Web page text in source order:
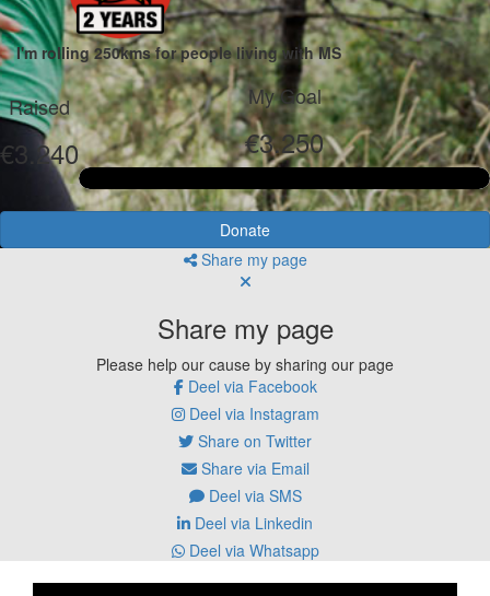
I'm rolling 250kms for people living with MS
Raised
€3.240
My Goal
€3.250
Donate
Share my page
Share my page
Please help our cause by sharing our page
Deel via Facebook
Deel via Instagram
Share on Twitter
Share via Email
Deel via SMS
Deel via Linkedin
Deel via Whatsapp